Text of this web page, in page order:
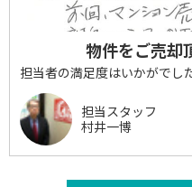
物件をご売却
担当者の満足度はいかがで
担当スタッフ
村井一博